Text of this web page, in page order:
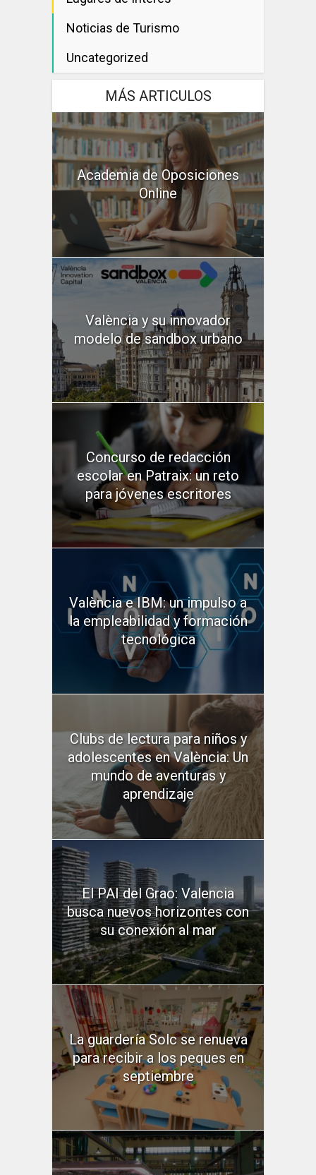
Noticias de Turismo
Uncategorized
MÁS ARTICULOS
Academia de Oposiciones
Online
València y su innovador
modelo de sandbox urbano
Concurso de redacción
escolar en Patraix: un reto
para jóvenes escritores
València e IBM: un impulso a
la empleabilidad y formación
tecnológica
Clubs de lectura para niños y
adolescentes en València: Un
mundo de aventuras y
aprendizaje
El PAI del Grao: Valencia
busca nuevos horizontes con
su conexión al mar
La guardería Solc se renueva
para recibir a los peques en
septiembre